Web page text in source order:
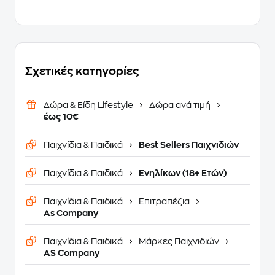
Σχετικές κατηγορίες
Δώρα & Είδη Lifestyle
Δώρα ανά τιμή
έως 10€
Παιχνίδια & Παιδικά Best Sellers Παιχνιδιών
Παιχνίδια & Παιδικά Ενηλίκων (18+ Ετών)
Παιχνίδια & Παιδικά
Επιτραπέζια
As Company
Παιχνίδια & Παιδικά
Μάρκες Παιχνιδιών
AS Company